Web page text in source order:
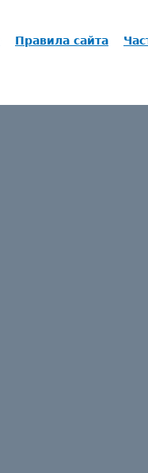
Правила сайта